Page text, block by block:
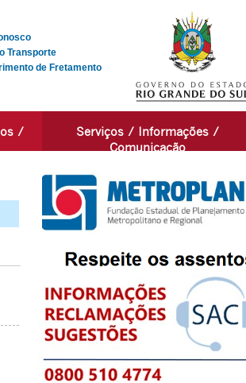
Transporte
de Fretamento
/
Serviços / Informações /
Comunicação